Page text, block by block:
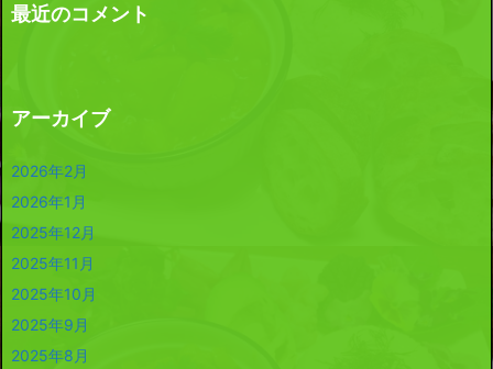
最近のコメント
アーカイブ
2026年2月
2026年1月
2025年12月
2025年11月
2025年10月
2025年9月
2025年8月